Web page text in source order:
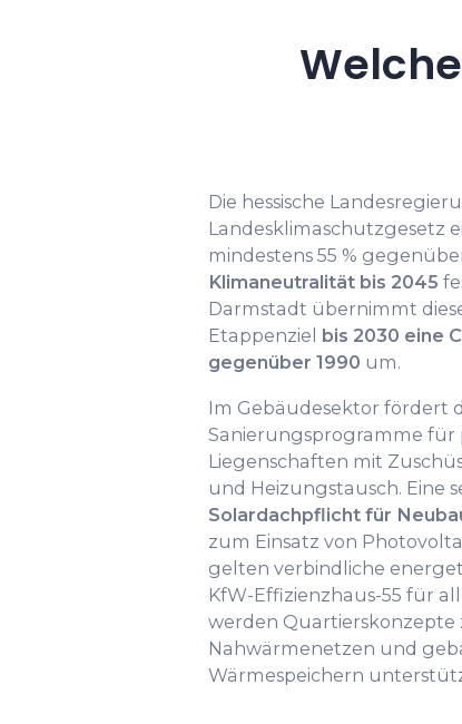
Die hessische
Landesklimaschutzgesetz
mindestens 55 %
Klimaneutralität bis 2045
Darmstadt übernimmt
Etappenziel bis 2030 eine
gegenüber 1990 um.
Im Gebäudesektor fördert
Sanierungsprogramme
Liegenschaften mit
und Heizungstausch. Eine
Solardachpflicht für
zum Einsatz von
gelten verbindliche
KfW-Effizienzhaus-55 für
werden
Nahwärmenetzen und
Wärmespeichern